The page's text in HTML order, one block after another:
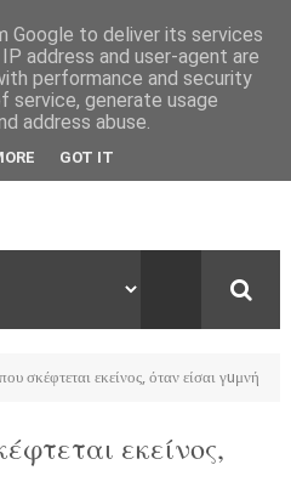
σκέφτεται εκείνος, όταν είσαι γuμνή
εκείνος,
Google to deliver its services
address and user-agent are
performance and security
service, generate usage
address abuse.
GOT IT